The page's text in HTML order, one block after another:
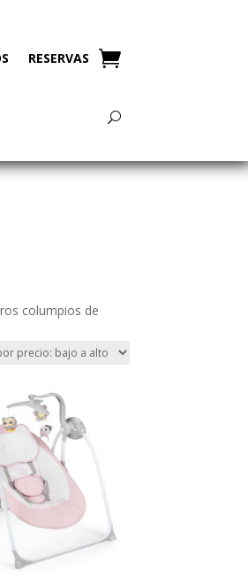
RESERVAS
columpios de